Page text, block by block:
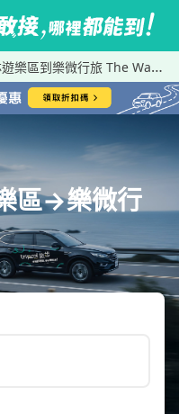
區到樂微行旅 The Way Inn.
區→樂微行